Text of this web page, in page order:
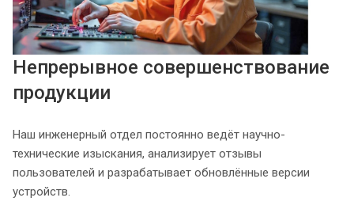
Непрерывное совершенствование
продукции
Наш инженерный отдел постоянно ведёт научно-
технические изыскания, анализирует отзывы
пользователей и разрабатывает обновлённые версии
устройств.